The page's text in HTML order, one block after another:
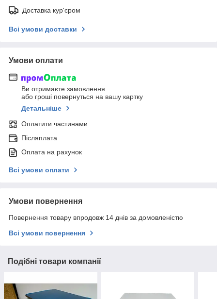
Доставка кур'єром
Всі умови доставки
Умови оплати
Ви отримаєте замовлення
або гроші повернуться на вашу картку
Детальніше
Оплатити частинами
Післяплата
Оплата на рахунок
Всі умови оплати
Умови повернення
Повернення товару впродовж 14 днів за домовленістю
Всі умови повернення
Подібні товари компанії